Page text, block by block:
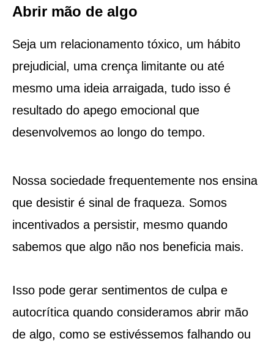
Abrir mão de algo
Seja um relacionamento tóxico, um hábito
prejudicial, uma crença limitante ou até
mesmo uma ideia arraigada, tudo isso é
resultado do apego emocional que
desenvolvemos ao longo do tempo.
Nossa sociedade frequentemente nos ensina
que desistir é sinal de fraqueza. Somos
incentivados a persistir, mesmo quando
sabemos que algo não nos beneficia mais.
Isso pode gerar sentimentos de culpa e
autocrítica quando consideramos abrir mão
de algo, como se estivéssemos falhando ou